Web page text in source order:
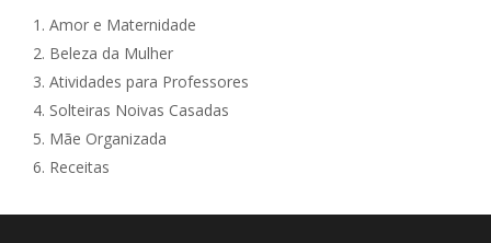
1. Amor e Maternidade
2. Beleza da Mulher
3. Atividades para Professores
4. Solteiras Noivas Casadas
5. Mãe Organizada
6. Receitas